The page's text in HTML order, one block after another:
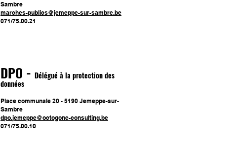
Sambre
marches-publics@jemeppe-sur-sambre.be
071/75.00.21
DPO - Délégué à la protection des
données
Place communale 20 - 5190 Jemeppe-sur-
Sambre
dpo.jemeppe@octogone-consulting.be
071/75.00.10